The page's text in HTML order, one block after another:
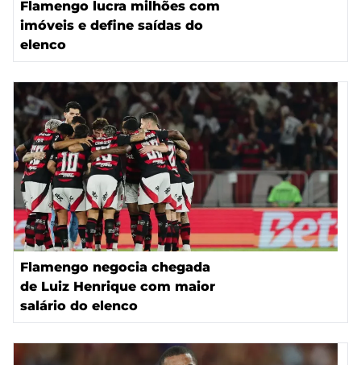
Flamengo lucra milhões com
imóveis e define saídas do
elenco
Flamengo negocia chegada
de Luiz Henrique com maior
salário do elenco